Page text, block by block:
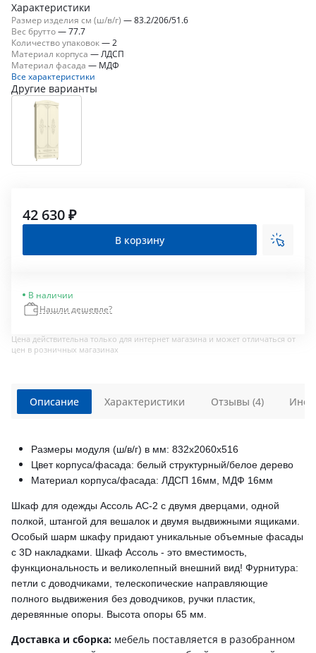
Характеристики
Размер изделия см (ш/в/г) —83.2/206/51.6
Вес брутто—77.7
Количество упаковок— 2
Материал корпуса — ЛДСП
Материал фасада — МДФ
Все характеристики
Другие варианты
42 630 ₽
В корзину
В наличии
Нашли дешевле?
Цена действительна только для интернет магазина и может отличаться от
цен в розничных магазинах
Описание
Размеры модуля (ш/в/г) в мм: 832х2060х516
Цвет корпуса/фасада: белый структурный/белое дерево
Материал корпуса/фасада: ЛДСП 16мм, МДФ 16мм
Шкаф для одежды Ассоль АС-2 с двумя дверцами, одной
полкой, штангой для вешалок и двумя выдвижными ящиками.
Особый шарм шкафу придают уникальные объемные фасады
с 3D накладками. Шкаф Ассоль - это вместимость,
функциональность и великолепный внешний вид! Фурнитура:
петли с доводчиками, телескопические направляющие
полного выдвижения без доводчиков, ручки пластик,
деревянные опоры. Высота опоры 65 мм.
Доставка и сборка: мебель поставляется в разобранном
Характеристики Отзывы (4)